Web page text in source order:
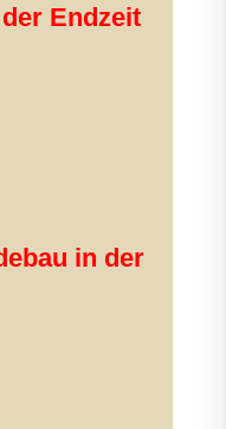
Endzeit
in der